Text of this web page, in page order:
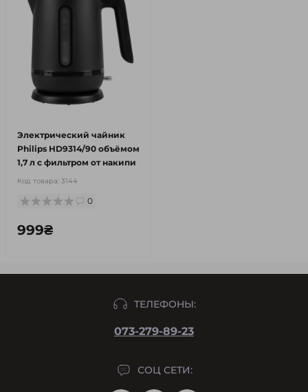
Электрический чайник
Philips HD9314/90 объёмом
1,7 л с фильтром от накипи
Код товара: 3144
0
999₴
ТЕЛЕФОНЫ:
073-279-89-23
СОЦ СЕТИ: